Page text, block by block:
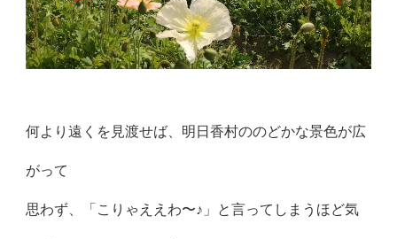
何より遠くを見渡せば、明日香村ののどかな景色が広
がって
思わず、「こりゃええわ〜♪」と言ってしまうほど気